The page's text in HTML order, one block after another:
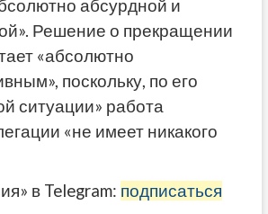
абсурдной и
Решение о прекращении
«абсолютно
поскольку, по его
ситуации» работа
«не имеет никакого
в Telegram: подписаться